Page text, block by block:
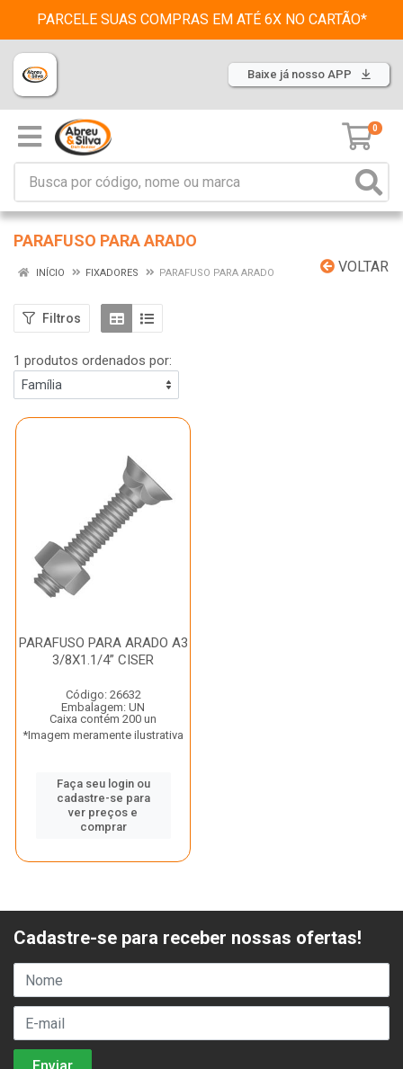
PARCELE SUAS COMPRAS EM ATÉ 6X NO CARTÃO*
Baixe já nosso APP
0
PARAFUSO PARA ARADO
VOLTAR
INÍCIO FIXADORES PARAFUSO PARA ARADO
Filtros
1 produtos ordenados por:
PARAFUSO PARA ARADO A3
3/8X1.1/4” CISER
Código: 26632
Embalagem: UN
Caixa contém 200 un
*Imagem meramente ilustrativa
Faça seu login ou
cadastre-se para
ver preços e
comprar
Cadastre-se para receber nossas ofertas!